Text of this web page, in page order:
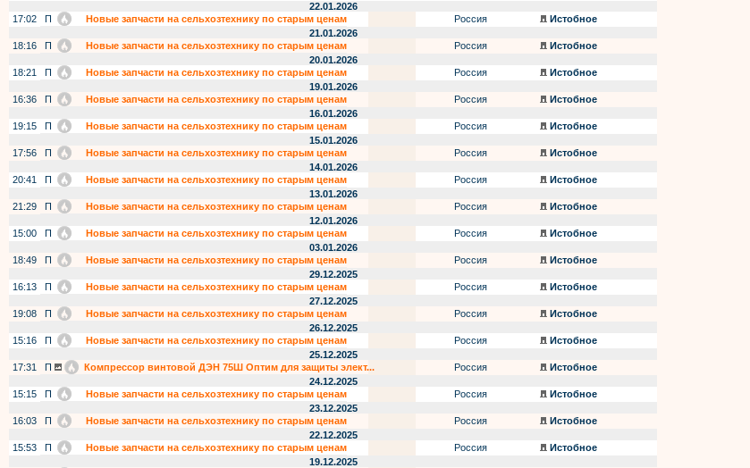
22.01.2026
17:02
П Новые запчасти на сельхозтехнику по старым ценам Россия
Истобное
21.01.2026
18:16
П Новые запчасти на сельхозтехнику по старым ценам Россия
Истобное
20.01.2026
18:21
П Новые запчасти на сельхозтехнику по старым ценам Россия
Истобное
19.01.2026
16:36
П Новые запчасти на сельхозтехнику по старым ценам Россия
Истобное
16.01.2026
19:15
П Новые запчасти на сельхозтехнику по старым ценам Россия
Истобное
15.01.2026
17:56
П Новые запчасти на сельхозтехнику по старым ценам Россия
Истобное
14.01.2026
20:41
П Новые запчасти на сельхозтехнику по старым ценам Россия
Истобное
13.01.2026
21:29
П Новые запчасти на сельхозтехнику по старым ценам Россия
Истобное
12.01.2026
15:00
П Новые запчасти на сельхозтехнику по старым ценам Россия
Истобное
03.01.2026
18:49
П Новые запчасти на сельхозтехнику по старым ценам Россия
Истобное
29.12.2025
16:13
П Новые запчасти на сельхозтехнику по старым ценам Россия
Истобное
27.12.2025
19:08
П Новые запчасти на сельхозтехнику по старым ценам Россия
Истобное
26.12.2025
15:16
П Новые запчасти на сельхозтехнику по старым ценам Россия
Истобное
25.12.2025
17:31
П Компрессор винтовой ДЭН 75Ш Оптим для защиты элект... Россия
Истобное
24.12.2025
15:15
П Новые запчасти на сельхозтехнику по старым ценам Россия
Истобное
23.12.2025
16:03
П Новые запчасти на сельхозтехнику по старым ценам Россия
Истобное
22.12.2025
15:53
П Новые запчасти на сельхозтехнику по старым ценам Россия
Истобное
19.12.2025